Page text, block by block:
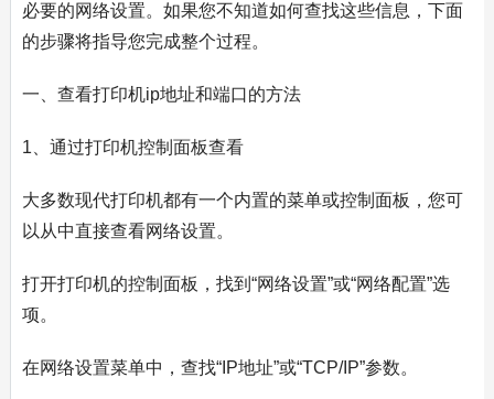
必要的网络设置。如果您不知道如何查找这些信息，下面
的步骤将指导您完成整个过程。
一、查看打印机ip地址和端口的方法
1、通过打印机控制面板查看
大多数现代打印机都有一个内置的菜单或控制面板，您可
以从中直接查看网络设置。
打开打印机的控制面板，找到“网络设置”或“网络配置”选
项。
在网络设置菜单中，查找“IP地址”或“TCP/IP”参数。